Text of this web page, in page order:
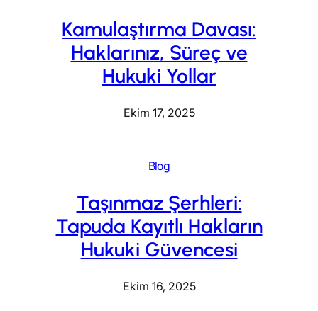
Kamulaştırma Davası:
Haklarınız, Süreç ve
Hukuki Yollar
Ekim 17, 2025
Blog
Taşınmaz Şerhleri:
Tapuda Kayıtlı Hakların
Hukuki Güvencesi
Ekim 16, 2025